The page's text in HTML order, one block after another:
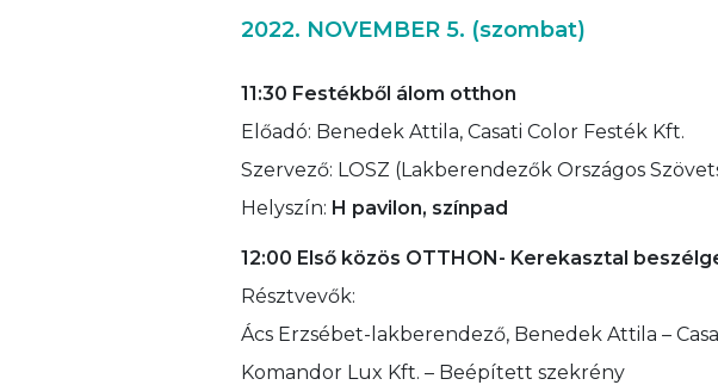
2022. NOVEMBER 5. (szombat)
11:30 Festékből álom otthon
Előadó: Benedek Attila, Casati Color Festék Kft.
Szervező: LOSZ (Lakberendezők Országos
Helyszín: H pavilon, színpad
12:00 Első közös OTTHON- Kerekasztal
Résztvevők:
Ács Erzsébet-lakberendező, Benedek Attila –
Komandor Lux Kft. – Beépített szekrény